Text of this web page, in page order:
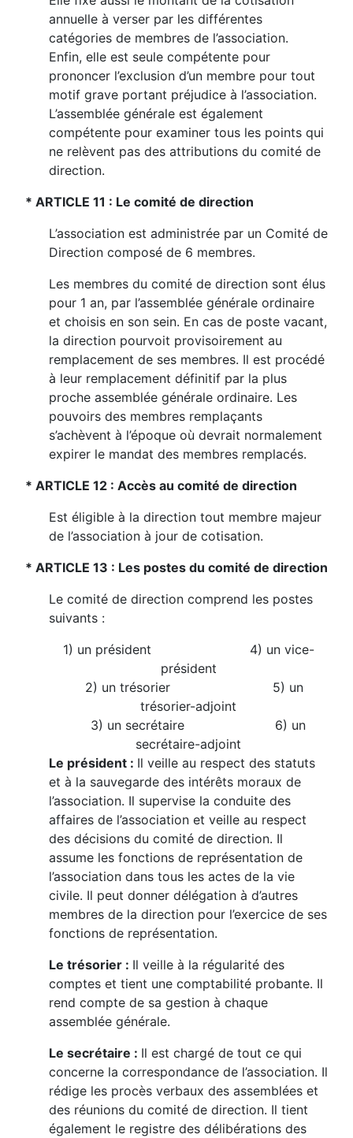
annuelle à verser par les différentes
catégories de membres de l’association.
Enfin, elle est seule compétente pour
prononcer l’exclusion d’un membre pour tout
motif grave portant préjudice à l’association.
L’assemblée générale est également
compétente pour examiner tous les points qui
ne relèvent pas des attributions du comité de
direction.
* ARTICLE 11 : Le comité de direction
L’association est administrée par un Comité de
Direction composé de 6 membres.
Les membres du comité de direction sont élus
pour 1 an, par l’assemblée générale ordinaire
et choisis en son sein. En cas de poste vacant,
la direction pourvoit provisoirement au
remplacement de ses membres. Il est procédé
à leur remplacement définitif par la plus
proche assemblée générale ordinaire. Les
pouvoirs des membres remplaçants
s’achèvent à l’époque où devrait normalement
expirer le mandat des membres remplacés.
* ARTICLE 12 : Accès au comité de direction
Est éligible à la direction tout membre majeur
de l’association à jour de cotisation.
* ARTICLE 13 : Les postes du comité de direction
Le comité de direction comprend les postes
suivants :
1) un président
4) un vice-
président
2) un trésorier
5) un
trésorier-adjoint
3) un secrétaire
6) un
secrétaire-adjoint
Le président : Il veille au respect des statuts
et à la sauvegarde des intérêts moraux de
l’association. Il supervise la conduite des
affaires de l’association et veille au respect
des décisions du comité de direction. Il
assume les fonctions de représentation de
l’association dans tous les actes de la vie
civile. Il peut donner délégation à d’autres
membres de la direction pour l’exercice de ses
fonctions de représentation.
Le trésorier : Il veille à la régularité des
comptes et tient une comptabilité probante. Il
rend compte de sa gestion à chaque
assemblée générale.
Le secrétaire : Il est chargé de tout ce qui
concerne la correspondance de l’association. Il
rédige les procès verbaux des assemblées et
des réunions du comité de direction. Il tient
également le registre des délibérations des